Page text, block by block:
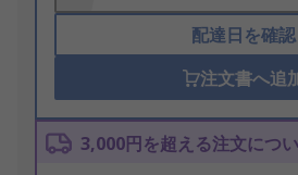
配達日を確認
注文書へ追
3,000円を超える注文につ